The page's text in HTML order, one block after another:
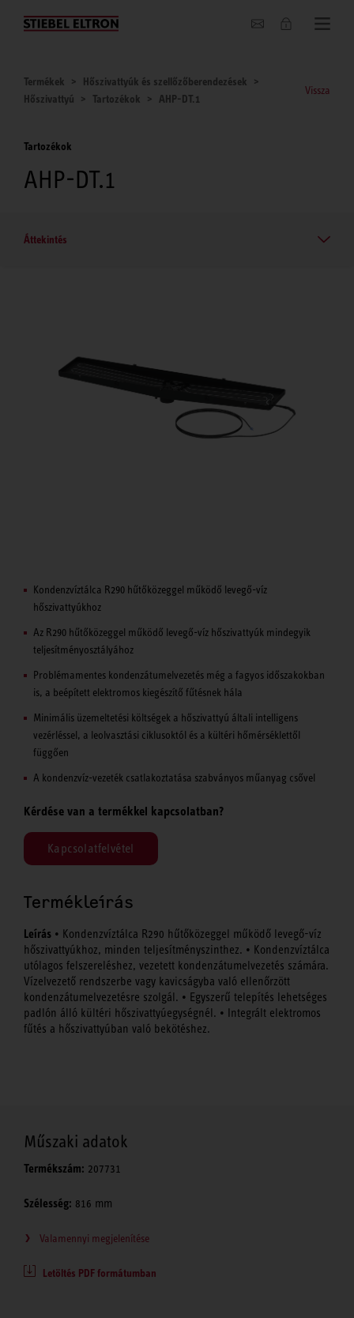
Hírek
Termékek
Hőszivattyúk és szellőzőberendezések
Hőszivattyú
Tartozékok AHP-DT.1
Vissza
Tartozékok
AHP-DT.1
Áttekintés
Kondenzvíztálca R290 hűtőközeggel működő levegő-víz
hőszivattyúkhoz
Az R290 hűtőközeggel működő levegő-víz hőszivattyúk mindegyik
teljesítményosztályához
Problémamentes kondenzátumelvezetés még a fagyos időszakokban
is, a beépített elektromos kiegészítő fűtésnek hála
Minimális üzemeltetési költségek a hőszivattyú általi intelligens
vezérléssel, a leolvasztási ciklusoktól és a kültéri hőmérséklettől
függően
A kondenzvíz-vezeték csatlakoztatása szabványos műanyag csővel
Kérdése van a termékkel kapcsolatban?
Kapcsolatfelvétel
Termékleírás
Leírás • Kondenzvíztálca R290 hűtőközeggel működő levegő-víz
hőszivattyúkhoz, minden teljesítményszinthez. • Kondenzvíztálca
utólagos felszereléshez, vezetett kondenzátumelvezetés számára.
Vízelvezető rendszerbe vagy kavicságyba való ellenőrzött
kondenzátumelvezetésre szolgál. • Egyszerű telepítés lehetséges
padlón álló kültéri hőszivattyúegységnél. • Integrált elektromos
fűtés a hőszivattyúban való bekötéshez.
Műszaki adatok
Termékszám: 207731
Szélesség: 816 mm
Valamennyi megjelenítése
Letöltés PDF formátumban